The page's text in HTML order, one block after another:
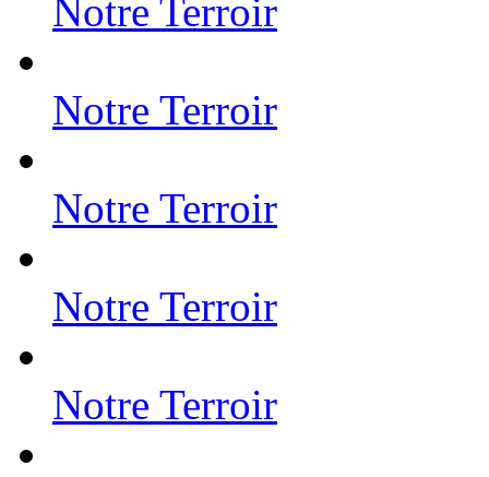
Notre Terroir
Notre Terroir
Notre Terroir
Notre Terroir
Notre Terroir